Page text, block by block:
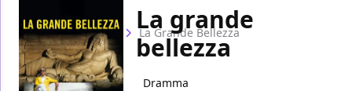
Home Film La Grande Bellezza
La grande
bellezza
Dramma